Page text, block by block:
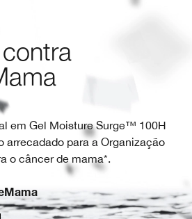
em Gel Moisture Surge™ 100H
arrecadado para a Organização
o câncer de mama*.